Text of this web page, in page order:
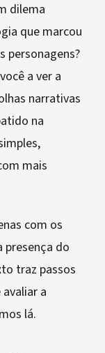
dilema
que marcou
personagens?
a ver a
narrativas
na
mais
com os
presença do
traz passos
a
lá.